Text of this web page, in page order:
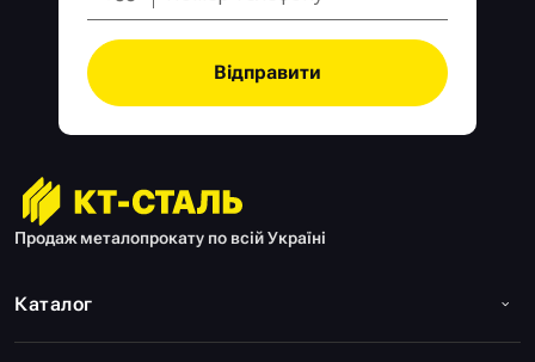
Продаж металопрокату по всій Україні
Каталог
Відправити